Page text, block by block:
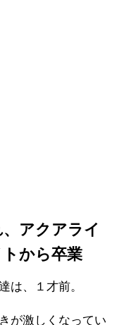
アクアライ
から卒業
は、１才前。
が激しくなってい